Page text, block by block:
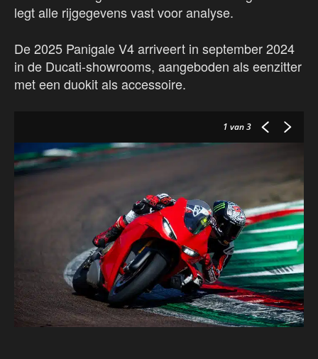
legt alle rijgegevens vast voor analyse.
De 2025 Panigale V4 arriveert in september 2024
in de Ducati-showrooms, aangeboden als eenzitter
met een duokit als accessoire.
1 van 3